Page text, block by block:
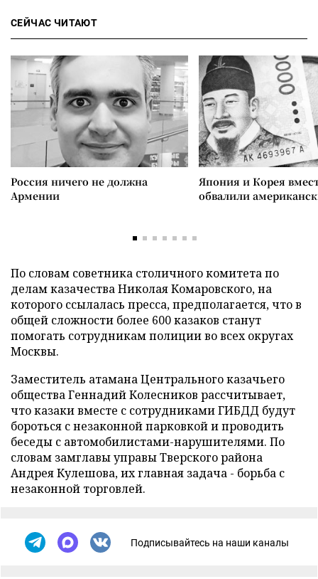
СЕЙЧАС ЧИТАЮТ
Россия ничего не должна
Армении
Япония и Корея
обвалили
По словам советника столичного комитета по
делам казачества Николая Комаровского, на
которого ссылалась пресса, предполагается, что в
общей сложности более 600 казаков станут
помогать сотрудникам полиции во всех округах
Москвы.
Заместитель атамана Центрального казачьего
общества Геннадий Колесников рассчитывает,
что казаки вместе с сотрудниками ГИБДД будут
бороться с незаконной парковкой и проводить
беседы с автомобилистами-нарушителями. По
словам замглавы управы Тверского района
Андрея Кулешова, их главная задача - борьба с
незаконной торговлей.
Подписывайтесь на наши каналы